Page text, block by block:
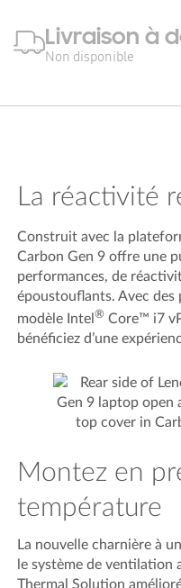
Livraison à
Non disponible
La réactivité
Construit avec la
Carbon Gen 9 offre une
performances, de
époustouflants. Avec des
modèle Intel® Core™ i7
bénéficiez d’une
Montez en
température
La nouvelle charnière à
le système de ventilation
Thermal Solution